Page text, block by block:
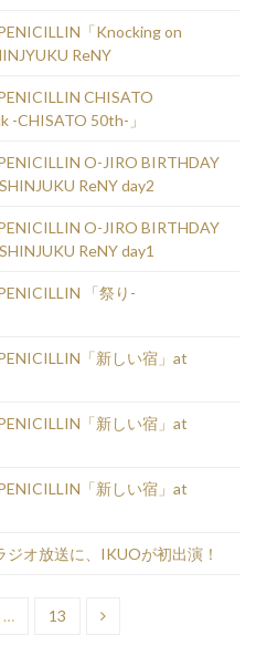
「Knocking on
ReNY
CHISATO
-CHISATO 50th-」
O-JIRO BIRTHDAY
ReNY day2
O-JIRO BIRTHDAY
ReNY day1
「祭り-
「新しい宿」at
「新しい宿」at
「新しい宿」at
オ放送に、IKUOが初出演！
… 13